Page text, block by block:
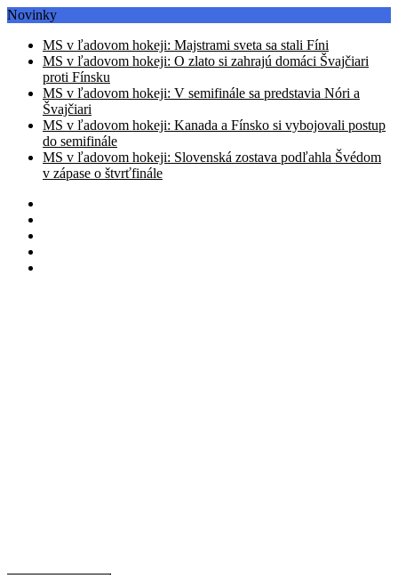
Novinky
MS v ľadovom hokeji: Majstrami sveta sa stali Fíni
MS v ľadovom hokeji: O zlato si zahrajú domáci Švajčiari
proti Fínsku
MS v ľadovom hokeji: V semifinále sa predstavia Nóri a
Švajčiari
MS v ľadovom hokeji: Kanada a Fínsko si vybojovali postup
do semifinále
MS v ľadovom hokeji: Slovenská zostava podľahla Švédom
v zápase o štvrťfinále